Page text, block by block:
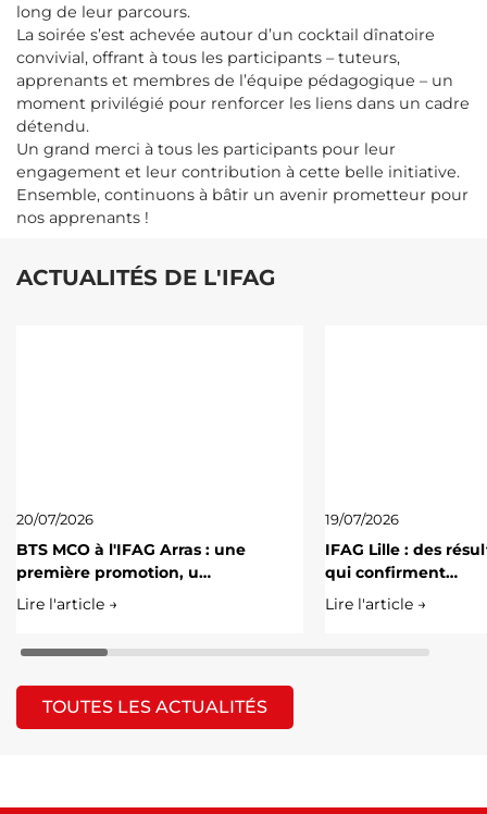
long de leur parcours.
La soirée s’est achevée autour d’un cocktail dînatoire
convivial, offrant à tous les participants – tuteurs,
apprenants et membres de l’équipe pédagogique – un
moment privilégié pour renforcer les liens dans un cadre
détendu.
Un grand merci à tous les participants pour leur
engagement et leur contribution à cette belle initiative.
Ensemble, continuons à bâtir un avenir prometteur pour
nos apprenants !
ACTUALITÉS DE L'IFAG
20/07/2026
BTS MCO à l'IFAG Arras : une
première promotion, u…
Lire l'article →
19/07/2026
IFAG Lille : des
qui confirment…
Lire l'article →
TOUTES LES ACTUALITÉS